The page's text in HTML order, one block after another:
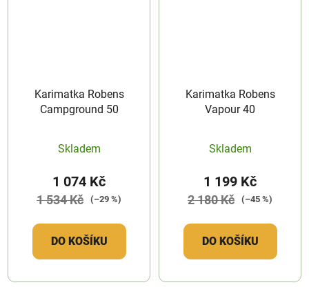
Karimatka Robens
Campground 50
Skladem
1 074 Kč
1 534 Kč (–29 %)
DO KOŠÍKU
Karimatka Robens
Vapour 40
Skladem
1 199 Kč
2 180 Kč (–45 %)
DO KOŠÍKU